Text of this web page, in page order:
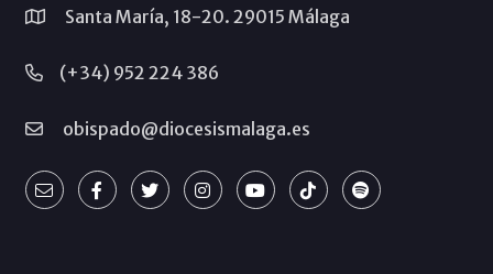
Santa María, 18-20. 29015 Málaga
(+34) 952 224 386
obispado@diocesismalaga.es